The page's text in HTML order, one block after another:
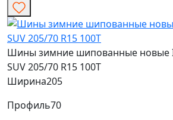
Шины зимние шипованные новые
SUV 205/70 R15 100T
Ширина205
Профиль70